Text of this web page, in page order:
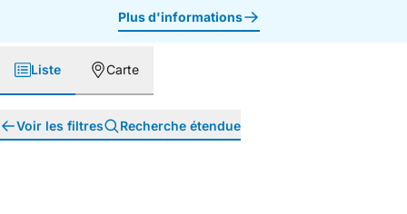
Plus d'informations
Liste Carte
Voir les filtres Recherche étendue